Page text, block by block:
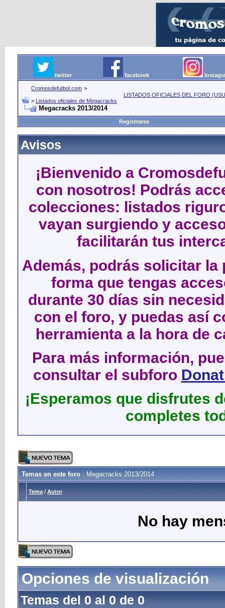
twitter facebook
Cromosdefutbol.com >
LISTADOS OFICIALES DEL FORO
> Listados oficiales de Megacracks
Megacracks 2013/2014
Registrarse
Avisos
¡Bienvenido a
con nosotros! Podrás
colecciones: listados
vayan surgiendo y
facilitarán tus
Además, podrás solicitar
forma que tengas
durante 30 días sin
con el foro, y puedas así
herramienta a la hora de
Para más información,
consultar el subforo
¡Esperamos que disfrutes
completes
Temas en este foro : Megacracks 2013/2014
Tema / Autor
No hay
Opciones de visualización
Temas del 0 al 0 de 0